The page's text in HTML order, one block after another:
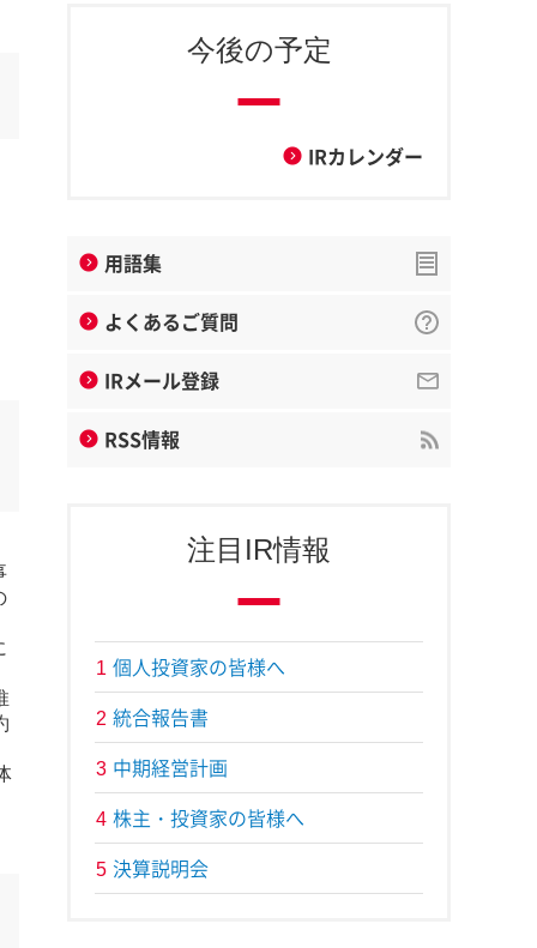
今後の予定
IRカレンダー
用語集
よくあるご質問
IRメール登録
RSS情報
注目IR情報
1 個人投資家の皆様へ
2 統合報告書
3 中期経営計画
4 株主・投資家の皆様へ
5 決算説明会